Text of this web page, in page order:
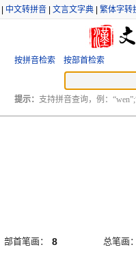
中文转拼音 文言文字典 繁体字转
按拼音检索 按部首检索
提示： 支持拼音查询，例：
部首笔画： 8
总笔画